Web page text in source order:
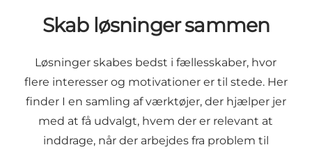
Skab løsninger sammen
Løsninger skabes bedst i fællesskaber, hvor
flere interesser og motivationer er til stede. Her
finder I en samling af værktøjer, der hjælper jer
med at få udvalgt, hvem der er relevant at
inddrage, når der arbejdes fra problem til